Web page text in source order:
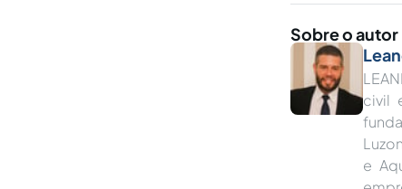
Sobre o autor
civil
e